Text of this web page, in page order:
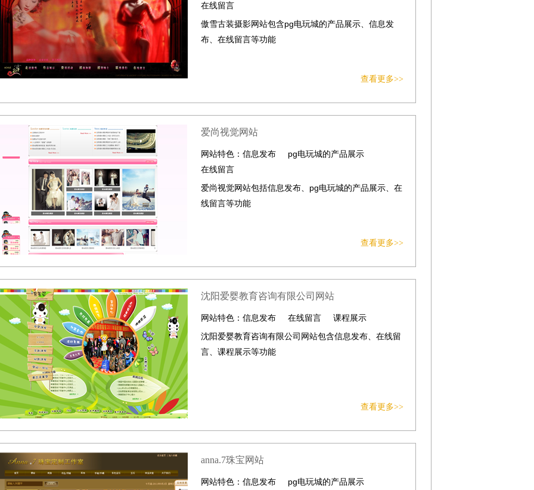
在线留言
傲雪古装摄影网站包含pg电玩城的产品展示、信息发
布、在线留言等功能
查看更多>>
爱尚视觉网站
网站特色： 信息发布
pg电玩城的产品展示
在线留言
爱尚视觉网站包括信息发布、pg电玩城的产品展示、在
线留言等功能
查看更多>>
沈阳爱婴教育咨询有限公司网站
网站特色： 信息发布 在线留言
课程展示
沈阳爱婴教育咨询有限公司网站包含信息发布、在线留
言、课程展示等功能
查看更多>>
anna.7珠宝网站
网站特色： 信息发布
pg电玩城的产品展示